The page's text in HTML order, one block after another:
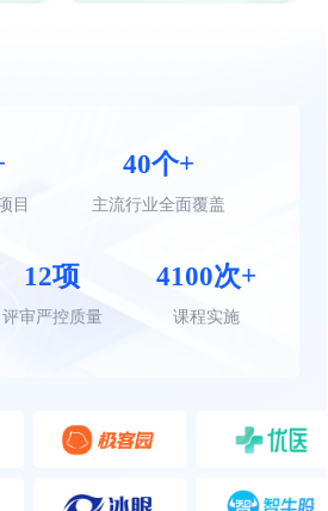
目
40个+
主流行业全面覆盖
12项
评审严控质量
4100次+
课程实施